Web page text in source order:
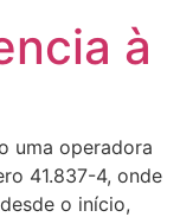
à
uma operadora
41.837-4, onde
o início,